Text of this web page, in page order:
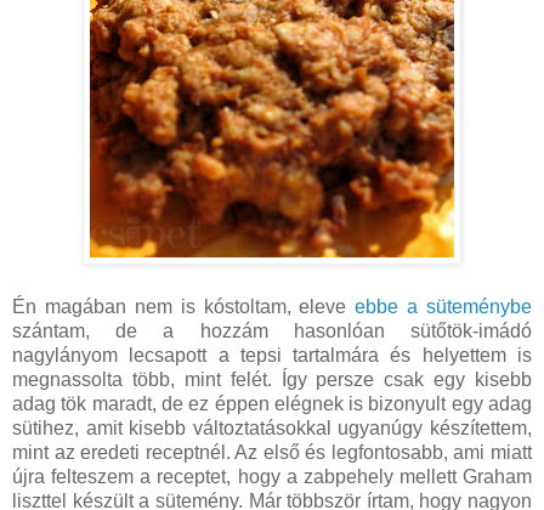
Én magában nem is kóstoltam, eleveebbe a süteménybe
szántam, de a hozzám hasonlóan sütőtök-imádó
nagylányom lecsapott a tepsi tartalmára és helyettem is
megnassolta több, mint felét. Így persze csak egy kisebb
adag tök maradt, de ez éppen elégnek is bizonyult egy adag
sütihez, amit kisebb változtatásokkal ugyanúgy készítettem,
mint az eredeti receptnél. Az első és legfontosabb, ami miatt
újra felteszem a receptet, hogy a zabpehely mellett Graham
liszttel készült a sütemény. Már többször írtam, hogy nagyon